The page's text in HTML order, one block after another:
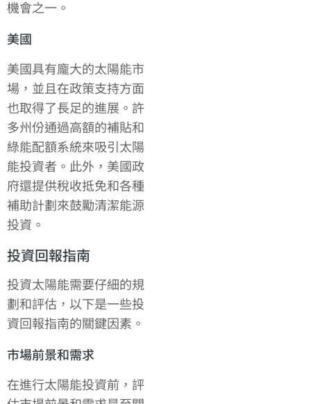
機會之一。
美國
美國具有龐大的太陽能市
場，並且在政策支持方面
也取得了長足的進展。許
多州份通過高額的補貼和
綠能配額系統來吸引太陽
能投資者。此外，美國政
府還提供稅收抵免和各種
補助計劃來鼓勵清潔能源
投資。
投資回報指南
投資太陽能需要仔細的規
劃和評估，以下是一些投
資回報指南的關鍵因素。
市場前景和需求
在進行太陽能投資前，評